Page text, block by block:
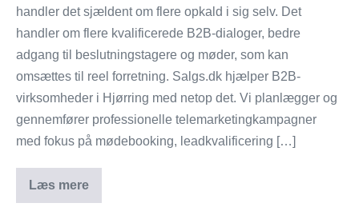
handler det sjældent om flere opkald i sig selv. Det
handler om flere kvalificerede B2B-dialoger, bedre
adgang til beslutningstagere og møder, som kan
omsættes til reel forretning. Salgs.dk hjælper B2B-
virksomheder i Hjørring med netop det. Vi planlægger og
gennemfører professionelle telemarketingkampagner
med fokus på mødebooking, leadkvalificering […]
Læs mere
Salgs.dk:
Telemarketing